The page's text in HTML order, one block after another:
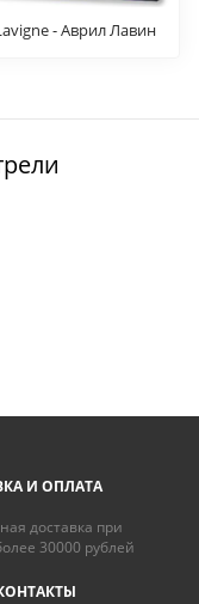
- Аврил Лавин
И ОПЛАТА
доставка при
30000 рублей